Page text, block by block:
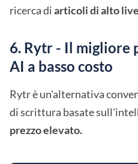
ricerca diarticoli di alto
6. Rytr - Il migliore
AI a basso costo
Rytr è un'alternativa
di scrittura basate
prezzo elevato.